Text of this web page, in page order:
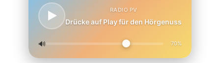
RADIO PV
Drücke auf Play für den Hörgenuss
🔊 70%